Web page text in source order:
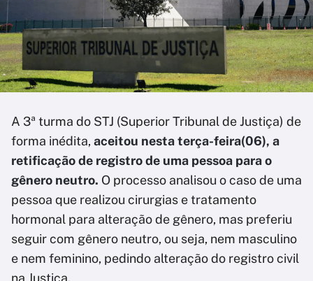
A 3ª turma do STJ (Superior Tribunal de Justiça) de
forma inédita, aceitou nesta terça-feira(06), a
retificação de registro de uma pessoa para o
gênero neutro. O processo analisou o caso de uma
pessoa que realizou cirurgias e tratamento
hormonal para alteração de gênero, mas preferiu
seguir com gênero neutro, ou seja, nem masculino
e nem feminino, pedindo alteração do registro civil
na Justiça.